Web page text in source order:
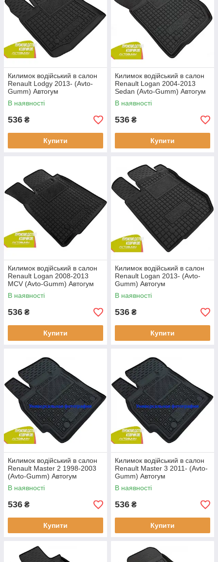
Килимок водійський в салон
Renault Lodgy 2013- (Avto-
Gumm) Автогум
В наявності
536 ₴
Купити
Килимок водійський в салон
Renault Logan 2004-2013
Sedan (Avto-Gumm) Автогум
В наявності
536 ₴
Купити
Килимок водійський в салон
Renault Logan 2008-2013
MCV (Avto-Gumm) Автогум
В наявності
536 ₴
Купити
Килимок водійський в салон
Renault Logan 2013- (Avto-
Gumm) Автогум
В наявності
536 ₴
Купити
Килимок водійський в салон
Renault Master 2 1998-2003
(Avto-Gumm) Автогум
В наявності
536 ₴
Купити
Килимок водійський в салон
Renault Master 3 2011- (Avto-
Gumm) Автогум
В наявності
536 ₴
Купити